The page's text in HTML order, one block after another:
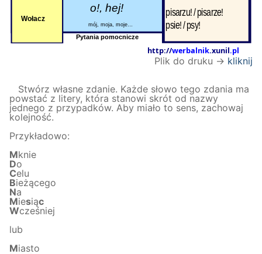
Plik do druku → kliknij
Stwórz własne zdanie. Każde słowo tego zdania ma
powstać z litery, która stanowi skrót od nazwy
jednego z przypadków. Aby miało to sens, zachowaj
kolejność.
Przykładowo:
Mknie
Do
Celu
Bieżącego
Na
Miesiąc
Wcześniej
lub
Miasto